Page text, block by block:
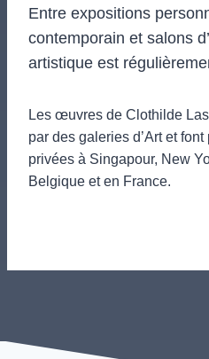
Entre expositions
contemporain et salons
artistique est
Les œuvres de Clothilde
par des galeries d’Art et
privées à Singapour, New
Belgique et en France.